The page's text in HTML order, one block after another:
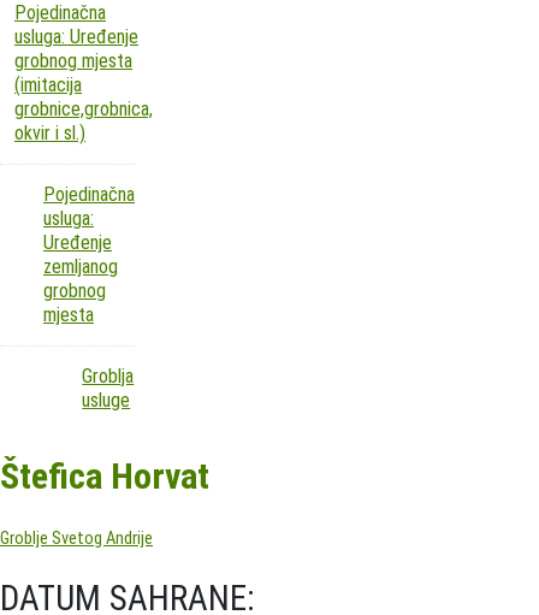
Pojedinačna
usluga: Uređenje
grobnog mjesta
(imitacija
grobnice,grobnica,
okvir i sl.)
Pojedinačna
usluga:
Uređenje
zemljanog
grobnog
mjesta
Groblja
usluge
Štefica Horvat
Groblje Svetog Andrije
DATUM SAHRANE: